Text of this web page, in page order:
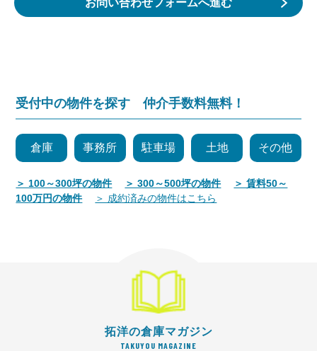
受付中の物件を探す 仲介手数料無料！
倉庫 事務所 駐車場 土地 その他
＞ 100～300坪の物件 ＞ 300～500坪の物件
＞ 賃料50～
100万円の物件
＞ 成約済みの物件はこちら
拓洋の倉庫マガジン
TAKUYOU MAGAZINE